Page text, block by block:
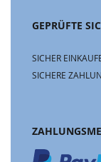
GEPRÜFTE
SICHER
SICHERE